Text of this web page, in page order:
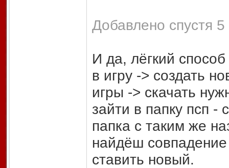
Добавлено спустя
И да, лёгкий
в игру -> создать
игры -> скачать
зайти в папку псп -
папка с таким же
найдёш
ставить новый.